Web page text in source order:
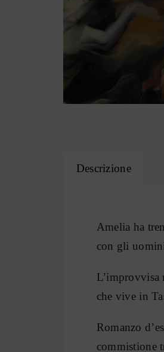
Descrizione
Amelia ha
con gli
L’improvvisa
che vive in
Romanzo
commistione